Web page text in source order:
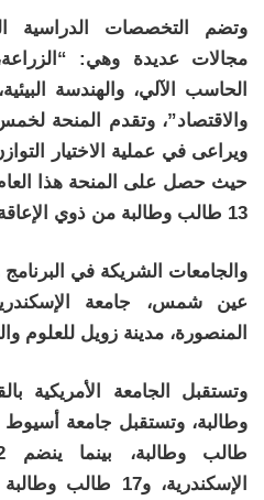
وتضم التخصصات الدراسية
مجالات عديدة وهي:
الحاسب الآلي، والهندسة
والاقتصاد”، وتقدم المنحة
ويراعى في عملية الاختيار
13 طالب وطالبة من ذوي الإعاقة.
والجامعات الشريكة في
عين شمس، جامعة
المنصورة، مدينة زويل للعلوم